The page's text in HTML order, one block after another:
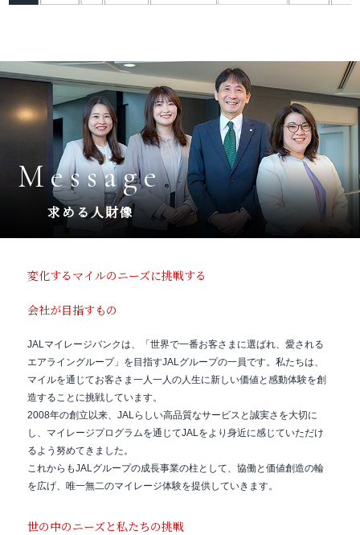
Message
求める人財像
変化するマイルのニーズに挑戦する
会社が目指すもの
JALマイレージバンクは、「世界で一番お客さまに選ばれ、愛される
エアライングループ」を目指すJALグループの一員です。私たちは、
マイルを通じてお客さま一人一人の人生に新しい価値と感動体験を創
造することに挑戦しています。
2008年の創立以来、JALらしい高品質なサービスと誠実さを大切に
し、マイレージプログラムを通じてJALをより身近に感じていただけ
るよう努めてきました。
これからもJALグループの成長事業の柱として、協働と価値創造の輪
を広げ、唯一無二のマイレージ体験を提供していきます。
世の中のニーズと私たちの挑戦